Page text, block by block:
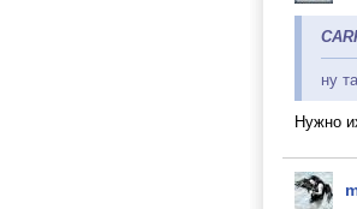
ну
Нужно